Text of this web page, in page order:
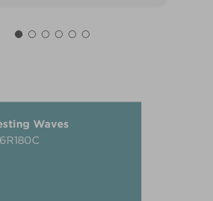
Waves